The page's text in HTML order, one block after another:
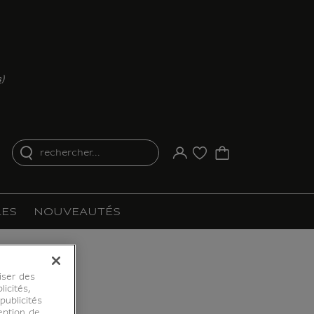
)
rechercher...
Votre compte
Liste d'achat
NOUVEAUTÉS
des